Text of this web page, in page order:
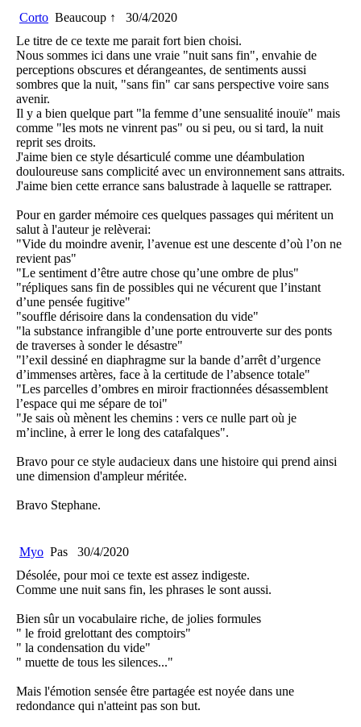
Corto Beaucoup ↑
30/4/2020
Le titre de ce texte me parait fort bien choisi.
Nous sommes ici dans une vraie "nuit sans fin", envahie de
perceptions obscures et dérangeantes, de sentiments aussi
sombres que la nuit, "sans fin" car sans perspective voire sans
avenir.
Il y a bien quelque part "la femme d’une sensualité inouïe" mais
comme "les mots ne vinrent pas" ou si peu, ou si tard, la nuit
reprit ses droits.
J'aime bien ce style désarticulé comme une déambulation
douloureuse sans complicité avec un environnement sans attraits.
J'aime bien cette errance sans balustrade à laquelle se rattraper.
Pour en garder mémoire ces quelques passages qui méritent un
salut à l'auteur je relèverai:
"Vide du moindre avenir, l’avenue est une descente d’où l’on ne
revient pas"
"Le sentiment d’être autre chose qu’une ombre de plus"
"répliques sans fin de possibles qui ne vécurent que l’instant
d’une pensée fugitive"
"souffle dérisoire dans la condensation du vide"
"la substance infrangible d’une porte entrouverte sur des ponts
de traverses à sonder le désastre"
"l’exil dessiné en diaphragme sur la bande d’arrêt d’urgence
d’immenses artères, face à la certitude de l’absence totale"
"Les parcelles d’ombres en miroir fractionnées désassemblent
l’espace qui me sépare de toi"
"Je sais où mènent les chemins : vers ce nulle part où je
m’incline, à errer le long des catafalques".
Bravo pour ce style audacieux dans une histoire qui prend ainsi
une dimension d'ampleur méritée.
Bravo Stephane.
Myo Pas
30/4/2020
Désolée, pour moi ce texte est assez indigeste.
Comme une nuit sans fin, les phrases le sont aussi.
Bien sûr un vocabulaire riche, de jolies formules
" le froid grelottant des comptoirs"
" la condensation du vide"
" muette de tous les silences..."
Mais l'émotion sensée être partagée est noyée dans une
redondance qui n'atteint pas son but.